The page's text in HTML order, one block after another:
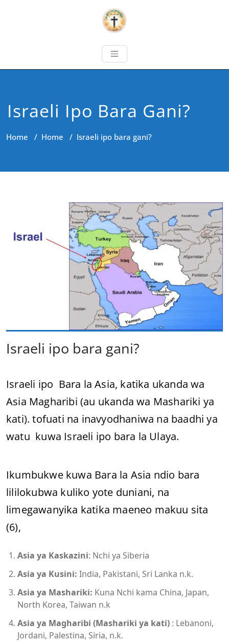
Israeli Ipo Bara Gani?
Home / Home / Israeli ipo bara gani?
Israeli ipo bara gani?
Israeli ipo Bara la Asia, katika ukanda wa
Asia Magharibi (au ukanda wa Mashariki ya
kati). tofuati na inavyodhaniwa na baadhi ya
watu kuwa Israeli ipo bara la Ulaya.
Ikumbukwe kuwa Bara la Asia ndio bara
lililokubwa kuliko yote duniani, na
limegawanyika katika maeneo makuu sita
(6),
Asia ya Kaskazini: Nchi ya Siberia
Asia ya Kusini: India, Pakistani, Sri Lanka n.k.
Asia ya Mashariki: Kuna Nchi kama China, Japan,
North Korea, Taiwan n.k
Asia ya Magharibi (Mashariki ya kati) : Lebanoni,
Jordani, Palestina, Siria, n.k.